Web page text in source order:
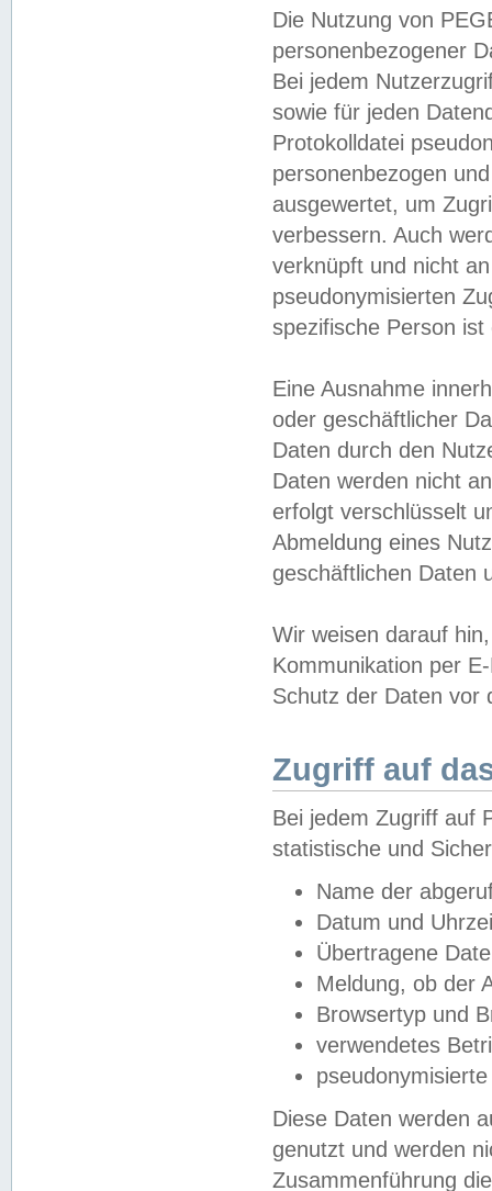
Die Nutzung von
personenbezogener
Bei jedem
sowie für jeden
Protokolldatei
personenbezogen
ausgewertet, um
verbessern. Auch
verknüpft und nicht
pseudonymisierten
spezifische Person
Eine Ausnahme
oder geschäftlicher
Daten durch den
Daten werden nicht
erfolgt verschlüsselt
Abmeldung eines
geschäftlichen Daten
Wir weisen darauf
Kommunikation per
Schutz der Daten vor
Zugriff auf
Bei jedem Zugriff auf
statistische und
Name der
Datum und
Übertragene
Meldung, ob der
Browsertyp und
verwendetes
Diese Daten werden
genutzt und werden
Zusammenführung